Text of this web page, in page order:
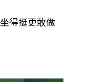
得挺更敢做